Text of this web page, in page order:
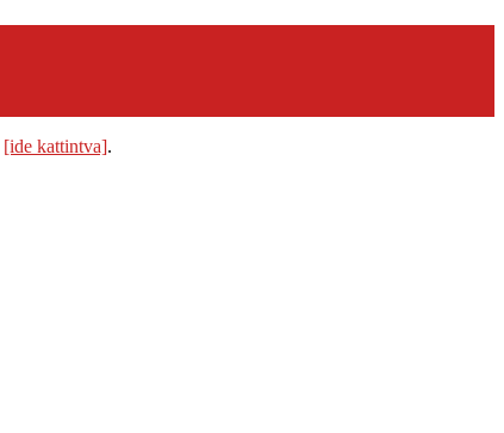
[ide kattintva].